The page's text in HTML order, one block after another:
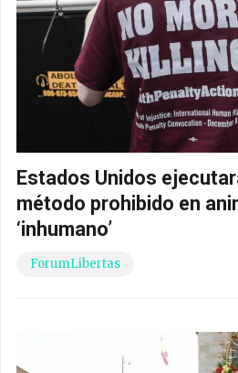
Estados Unidos
método prohibido en
‘inhumano’
ForumLibertas